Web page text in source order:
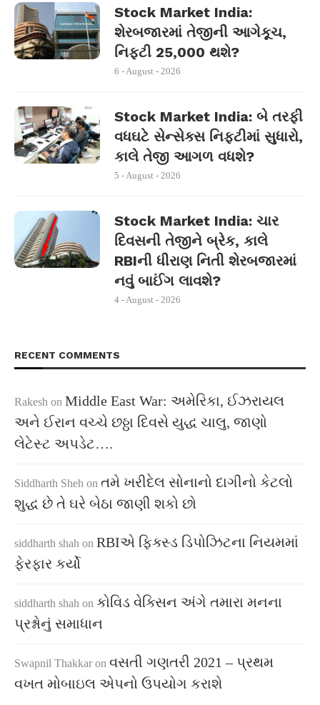
Stock Market India:
શેરબજારમાં તેજીની આગેકૂચ,
નિફ્ટી 25,000 થશે?
6 - August - 2026
Stock Market India: બે તરફી
વધઘટે સેન્સેક્સ નિફ્ટીમાં સુધારો,
કાલે તેજી આગળ વધશે?
5 - August - 2026
Stock Market India: ચાર
દિવસની તેજીને બ્રેક, કાલે
RBIની ધીરાણ નિતી શેરબજારમાં
નવું બાઈંગ લાવશે?
4 - August - 2026
RECENT COMMENTS
Rakesh on Middle East War: અમેરિકા, ઈઝરાયલ
અને ઈરાન વચ્ચે છઠ્ઠા દિવસે યુદ્ધ ચાલુ, જાણો
લેટેસ્ટ અપડેટ….
Siddharth Sheh on તમે ખરીદેલ સોનાનો દાગીનો કેટલો
શુદ્ધ છે તે ઘરે બેઠા જાણી શકો છો
siddharth shah on RBIએ ફિક્સ્ડ ડિપોઝિટના નિયમમાં
ફેરફાર કર્યો
siddharth shah on કોવિડ વેક્સિન અંગે તમારા મનના
પ્રશ્નોનું સમાધાન
Swapnil Thakkar on વસતી ગણતરી 2021 – પ્રથમ
વખત મોબાઇલ એપનો ઉપયોગ કરાશે